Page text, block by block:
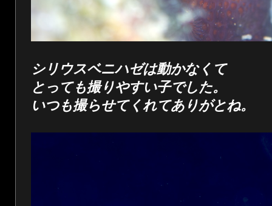
シリウスベニハゼは動かなくて
とっても撮りやすい子でした。
いつも撮らせてくれてありがとね。